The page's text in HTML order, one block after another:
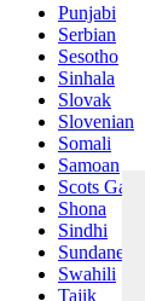
Punjabi
Serbian
Sesotho
Sinhala
Slovak
Slovenian
Somali
Samoan
Scots Gaelic
Shona
Sindhi
Sundanese
Swahili
Tajik